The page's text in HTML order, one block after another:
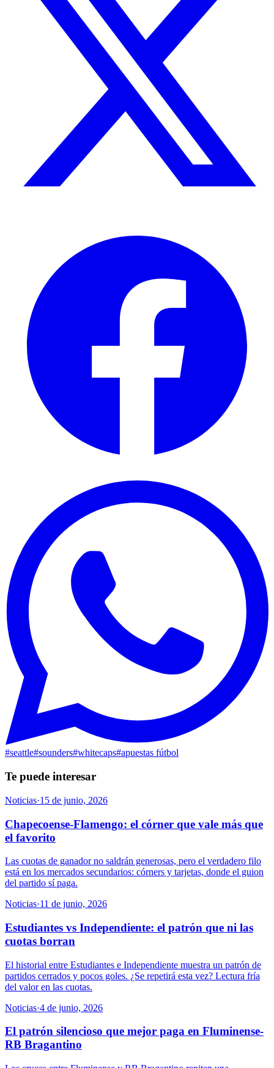
#seattle#sounders#whitecaps#apuestas fútbol
Te puede interesar
Noticias·15 de junio, 2026
Chapecoense-Flamengo: el córner que vale más que
el favorito
Las cuotas de ganador no saldrán generosas, pero el verdadero filo
está en los mercados secundarios: córners y tarjetas, donde el guion
del partido sí paga.
Noticias·11 de junio, 2026
Estudiantes vs Independiente: el patrón que ni las
cuotas borran
El historial entre Estudiantes e Independiente muestra un patrón de
partidos cerrados y pocos goles. ¿Se repetirá esta vez? Lectura fría
del valor en las cuotas.
Noticias·4 de junio, 2026
El patrón silencioso que mejor paga en Fluminense-
RB Bragantino